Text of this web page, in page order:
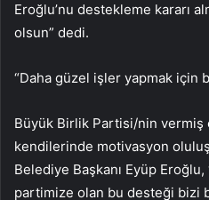
Eroğlu’nu destekleme kararı
olsun” dedi.
“Daha güzel işler yapmak için
Büyük Birlik Partisi/nin vermiş
kendilerinde motivasyon
Belediye Başkanı Eyüp
partimize olan bu desteği bizi